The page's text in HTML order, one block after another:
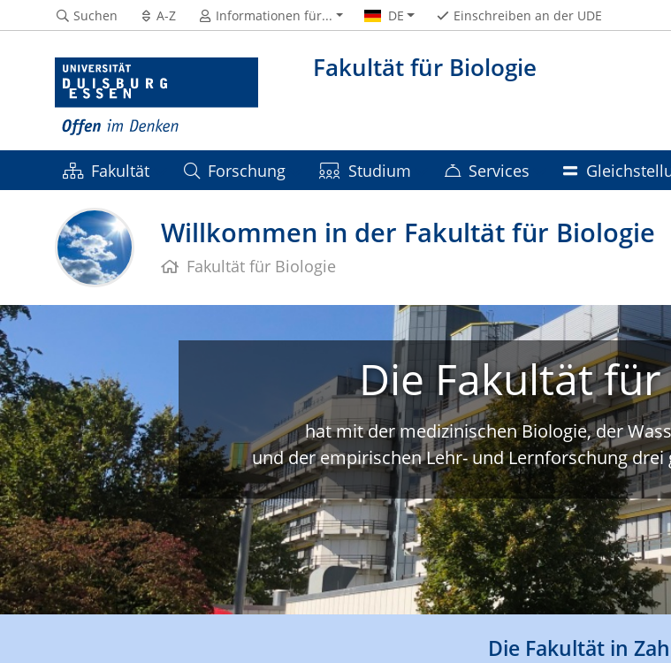
Fakultät für Biologie
Suchen A-Z Informationen für... DE Einschreiben an der UDE
Fakultät Forschung Studium Services
Willkommen in der Fakultät für Biologie
Fakultät für Biologie
Die Fakultät
hat mit der medizinischen Biologie, der
und der empirischen Lehr- und Lernforschung
Die Fakultät in